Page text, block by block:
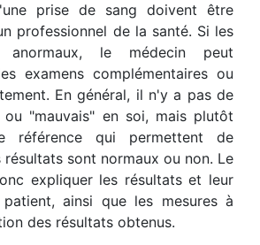
prise de sang doivent être
professionnel de la santé. Si les
anormaux, le médecin peut
examens complémentaires ou
En général, il n'y a pas de
ou "mauvais" en soi, mais plutôt
référence qui permettent de
sont normaux ou non. Le
expliquer les résultats et leur
ainsi que les mesures à
des résultats obtenus.